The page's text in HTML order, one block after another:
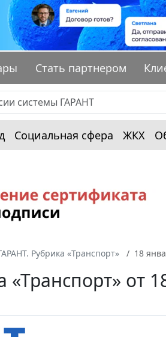
Стать партнером
Социальная сфера ЖКХ
Рубрика «Транспорт» 18
«Транспорт» от